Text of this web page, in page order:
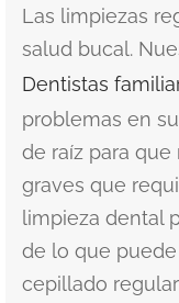
Las limpiezas
salud bucal.
Dentistas
problemas en
de raíz para
graves que
limpieza dental
de lo que
cepillado